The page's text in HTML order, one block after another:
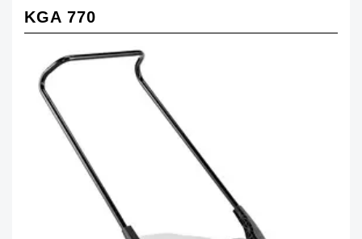
KGA 770